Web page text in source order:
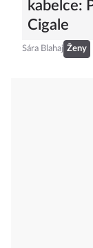
kabelce:
Cigale
Sára Blahaj Ženy